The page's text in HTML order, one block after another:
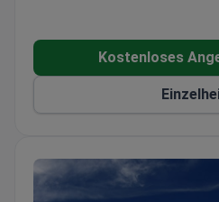
Kostenloses